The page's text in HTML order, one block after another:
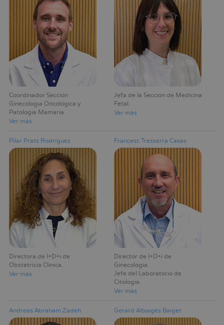
Coordinador Sección
Ginecología Oncológica y
Patología Mamaria
Ver más
Jefa de la Sección de Medicina
Fetal
Ver más
Pilar Prats Rodríguez
Directora de I+D+i de
Obstetricia Clínica
Ver más
Francesc Tresserra Casas
Director de I+D+i de
Ginecología
Jefe del Laboratorio de
Citología
Ver más
Andreas Abraham Zadeh Gerard Albaigés Baiget